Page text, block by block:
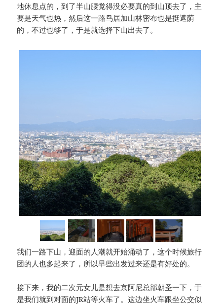
地休息点的，到了半山腰觉得没必要真的到山顶去了，主
要是天气也热，然后这一路鸟居加山林密布也是挺遮荫
的，不过也够了，于是就选择下山出去了。
我们一路下山，迎面的人潮就开始涌动了，这个时候旅行
团的人也多起来了，所以早些出发过来还是有好处的。
接下来，我的二次元女儿是想去京阿尼总部朝圣一下，于
是我们就到对面的JR站等火车了。这边坐火车跟坐公交似